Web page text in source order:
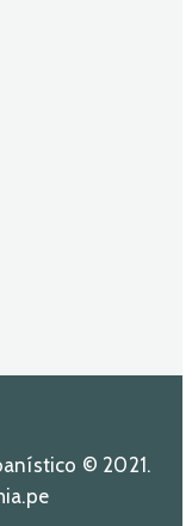
© 2021.